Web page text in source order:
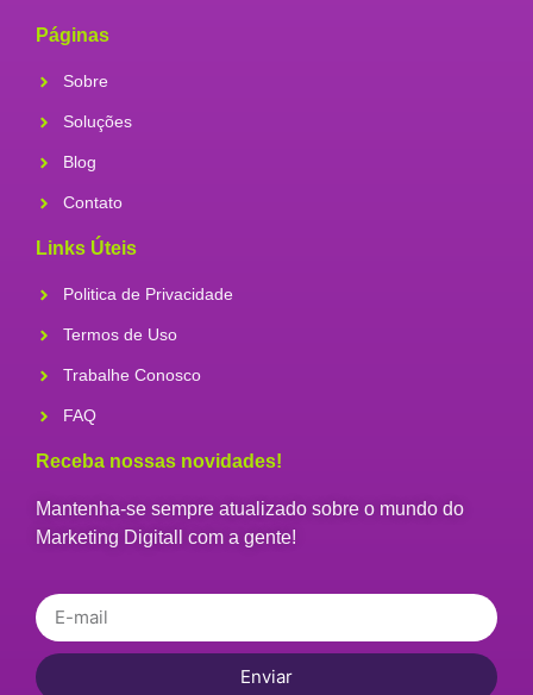
Páginas
Sobre
Soluções
Blog
Contato
Links Úteis
Politica de Privacidade
Termos de Uso
Trabalhe Conosco
FAQ
Receba nossas novidades!
Mantenha-se sempre atualizado sobre o mundo do
Marketing Digitall com a gente!
Enviar